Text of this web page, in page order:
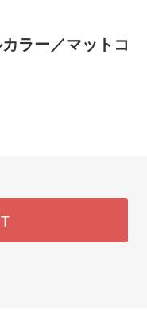
ラー／マットコ